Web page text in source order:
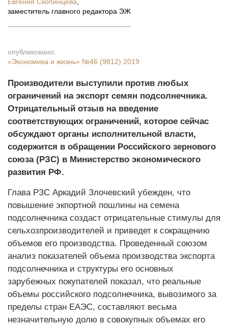
заместитель главного редактора ЭЖ
опубликовано:
«Экономика и жизнь» №46 (9812) 2019
Производители выступили против любых
ограничений на экспорт семян подсолнечника.
Отрицательный отзыв на введение
соответствующих ограничений, которое сейчас
обсуждают органы исполнительной власти,
содержится в обращении Российского зернового
союза (РЗС) в Министерство экономического
развития РФ.
Глава РЗС Аркадий Злочевский убежден, что
повышение экпортной пошлины на семена
подсолнечника создаст отрицательные стимулы для
сельхозпроизводителей и приведет к сокращению
объемов его производства. Проведенный союзом
анализ показателей объема производства экспорта
подсолнечника и структуры его основных
зарубежных покупателей показал, что реальные
объемы российского подсолнечника, вывозимого за
пределы стран ЕАЭС, составляют весьма
незначительную долю в совокупных объемах его